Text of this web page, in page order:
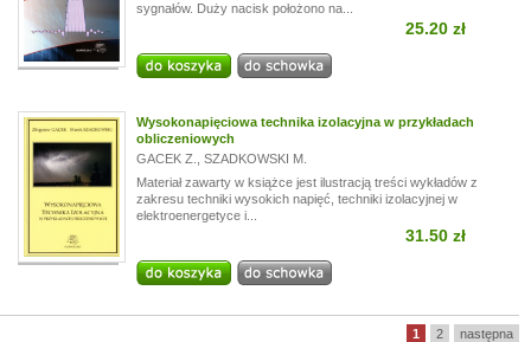
sygnałów. Duży nacisk położono na...
25.20 zł
Wysokonapięciowa technika izolacyjna w przykładach
obliczeniowych
GACEK Z.
SZADKOWSKI M.
Materiał zawarty w książce jest ilustracją treści wykładów z
zakresu techniki wysokich napięć, techniki izolacyjnej w
elektroenergetyce i...
31.50 zł
1 2 następna